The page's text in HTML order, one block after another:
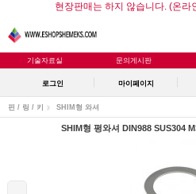
현장판매는 하지 않습니다. (온라
기술자료실 문의게시판
로그인 마이페이지
핀 / 링 / 키 SHIM형 와셔
SHIM형 평와셔 DIN988 SUS304